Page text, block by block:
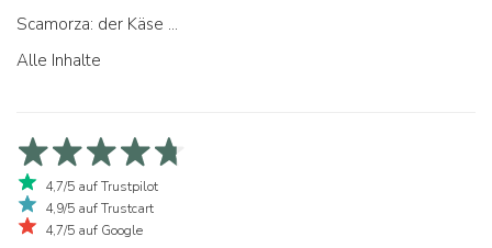
Scamorza: der Käse ...
Alle Inhalte
4,7/5 auf Trustpilot
4,9/5 auf Trustcart
4,7/5 auf Google